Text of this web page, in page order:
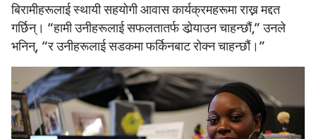
बिरामीहरूलाई स्थायी सहयोगी आवास कार्यक्रमहरूमा राख्न मद्दत
गर्छिन्। “हामी उनीहरूलाई सफलतातर्फ डोर्‍याउन चाहन्छौं,” उनले
भनिन्, “र उनीहरूलाई सडकमा फर्किनबाट रोक्न चाहन्छौं।”